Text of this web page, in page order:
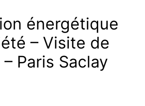
énergétique
– Visite de
Paris Saclay